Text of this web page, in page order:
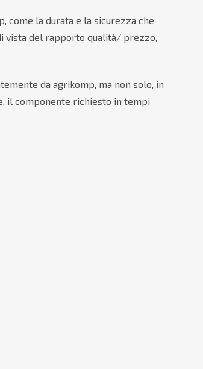
come la durata e la sicurezza che
vista del rapporto qualità/ prezzo,
da agrikomp, ma non solo, in
il componente richiesto in tempi